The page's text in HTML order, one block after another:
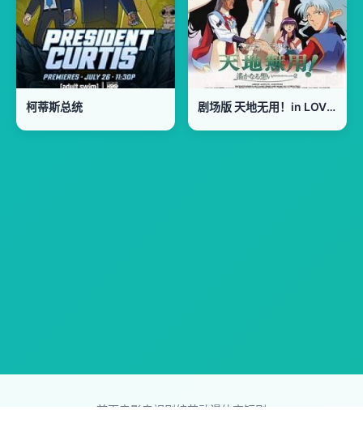
柯蒂斯总统 剧场版 天地无用！in LOVE2：遥远的思念
首页电影电视剧综艺动漫体育短剧